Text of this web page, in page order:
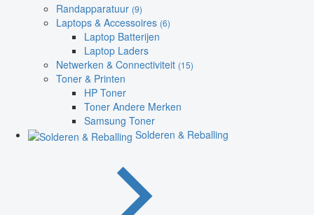
Randapparatuur (9)
Laptops & Accessoires (6)
Laptop Batterijen
Laptop Laders
Netwerken & Connectiviteit (15)
Toner & Printen
HP Toner
Toner Andere Merken
Samsung Toner
Solderen & Reballing